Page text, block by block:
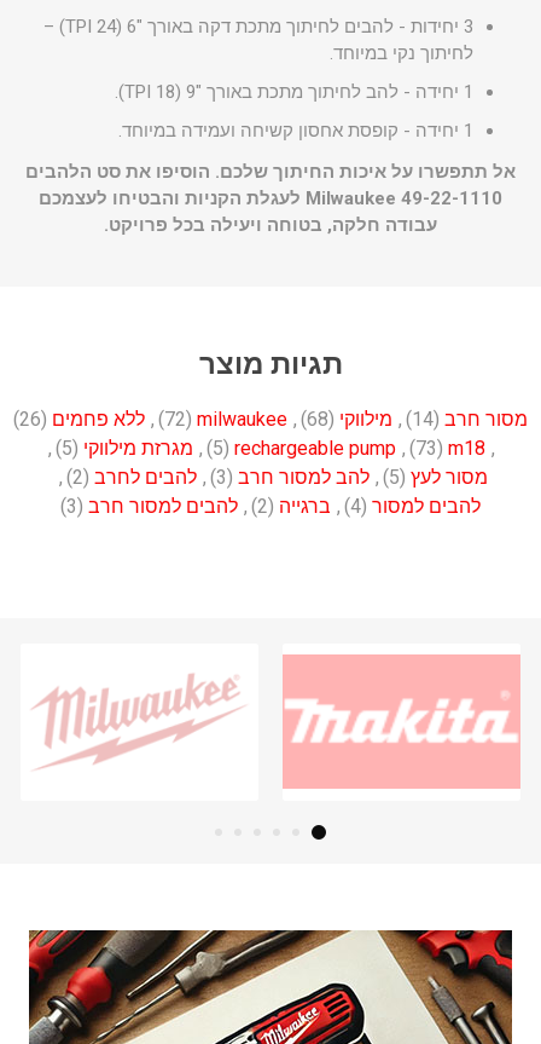
3 יחידות - להבים לחיתוך מתכת דקה באורך "6 (24 TPI) –
לחיתוך נקי במיוחד.
1 יחידה - להב לחיתוך מתכת באורך "9 (18 TPI).
1 יחידה - קופסת אחסון קשיחה ועמידה במיוחד.
אל תתפשרו על איכות החיתוך שלכם. הוסיפו את סט הלהבים
Milwaukee 49-22-1110 לעגלת הקניות והבטיחו לעצמכם
עבודה חלקה, בטוחה ויעילה בכל פרויקט.
תגיות מוצר
מסור חרב (14)
, מילווקי (68)
,
milwaukee
(72)
, ללא פחמים (26)
,
m18
(73)
,
rechargeable pump
(5)
, מגרזת מילווקי (5)
,
מסור לעץ (5)
, להב למסור חרב (3)
, להבים לחרב (2)
,
להבים למסור (4)
, ברגייה (2)
, להבים למסור חרב (3)